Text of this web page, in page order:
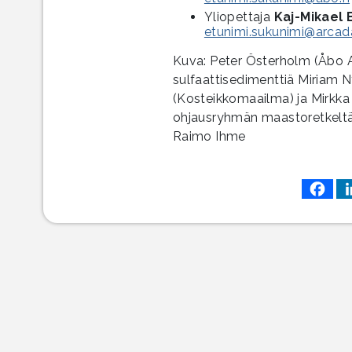
Yliopettaja Kaj-Mikael
Kuva: Peter Österholm (Åbo
sulfaattisedimenttiä Miriam
(Kosteikkomaailma) ja
ohjausryhmän
Raimo Ihme